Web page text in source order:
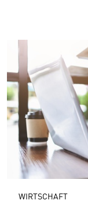
WIRTSCHAFT